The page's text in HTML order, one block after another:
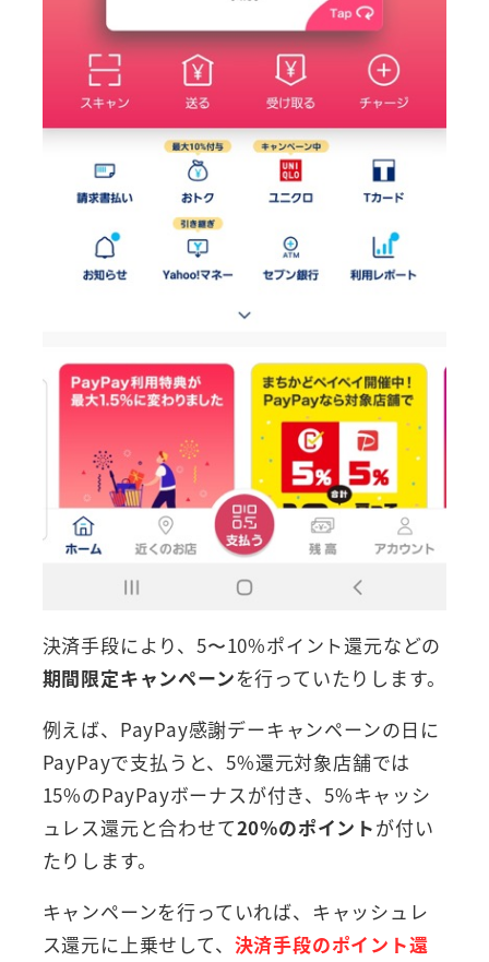
決済手段により、5〜10%ポイント還元などの
期間限定キャンペーンを行っていたりします。
例えば、PayPay感謝デーキャンペーンの日に
PayPayで支払うと、5%還元対象店舗では
15%のPayPayボーナスが付き、5%キャッシ
ュレス還元と合わせて20%のポイントが付い
たりします。
キャンペーンを行っていれば、キャッシュレ
ス還元に上乗せして、 決済手段のポイント還